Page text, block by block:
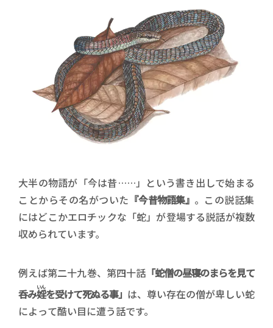
大半の物語が「今は昔……」という書き出しで始まる
ことからその名がついた 『今昔物語集』 。この説話集
にはどこかエロチックな「蛇」が登場する説話が複数
収められています。
例えば第二十九巻、第四十話 「蛇僧の昼寝のまらを見て
呑み婬
いんを受けて死ぬる事」 は、尊い存在の僧が卑しい蛇
によって酷い目に遭う話です。